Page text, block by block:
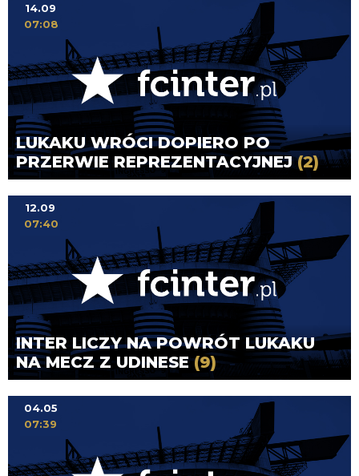
LUKAKU WRÓCI DOPIERO PO
PRZERWIE REPREZENTACYJNEJ(2)
14.09
07:08
INTER LICZY NA POWRÓT LUKAKU
NA MECZ Z UDINESE(9)
12.09
07:40
04.05
07:39